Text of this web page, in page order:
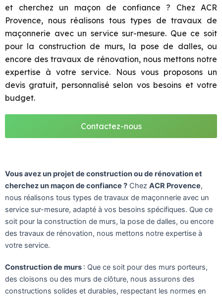
et cherchez un maçon de confiance ? Chez ACR
Provence, nous réalisons tous types de travaux de
maçonnerie avec un service sur-mesure. Que ce soit
pour la construction de murs, la pose de dalles, ou
encore des travaux de rénovation, nous mettons notre
expertise à votre service. Nous vous proposons un
devis gratuit, personnalisé selon vos besoins et votre
budget.
Contactez-nous
Vous avez un projet de construction ou de rénovation et
cherchez un maçon de confiance ? Chez ACR Provence,
nous réalisons tous types de travaux de maçonnerie avec un
service sur-mesure, adapté à vos besoins spécifiques. Que ce
soit pour la construction de murs, la pose de dalles, ou encore
des travaux de rénovation, nous mettons notre expertise à
votre service.
Construction de murs : Que ce soit pour des murs porteurs,
des cloisons ou des murs de clôture, nous assurons des
constructions solides et durables, respectant les normes en